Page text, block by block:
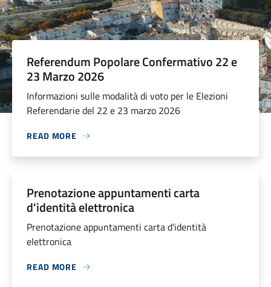
Referendum Popolare Confermativo 22 e
23 Marzo 2026
Informazioni sulle modalità di voto per le Elezioni
Referendarie del 22 e 23 marzo 2026
READ MORE
Prenotazione appuntamenti carta
d'identità elettronica
Prenotazione appuntamenti carta d'identità
elettronica
READ MORE